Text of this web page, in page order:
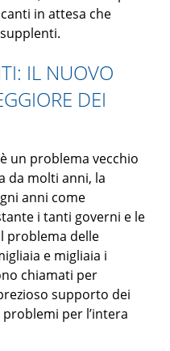
in attesa che
IL NUOVO
DEI
un problema vecchio
da molti anni, la
anni come
i tanti governi e le
problema delle
e migliaia i
chiamati per
supporto dei
per l’intera